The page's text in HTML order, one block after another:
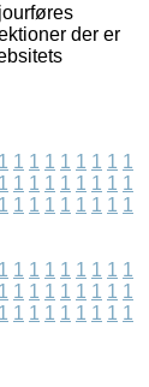
der er
1 1 1 1 1 1 1 1 1
1 1 1 1 1 1 1 1 1
1 1 1 1 1 1 1 1 1
1 1 1 1 1 1 1 1 1
1 1 1 1 1 1 1 1 1
1 1 1 1 1 1 1 1 1